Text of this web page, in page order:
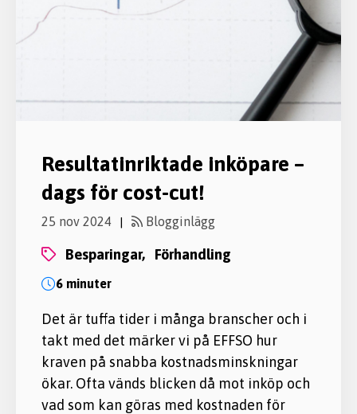
Resultatinriktade inköpare –
dags för cost-cut!
25 nov 2024 | Blogginlägg
besparingar, förhandling
6 minuter
Det är tuffa tider i många branscher och i
takt med det märker vi på EFFSO hur
kraven på snabba kostnadsminskningar
ökar. Ofta vänds blicken då mot inköp och
vad som kan göras med kostnaden för